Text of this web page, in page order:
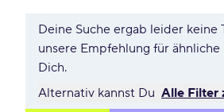
Deine Suche ergab leider keine
unsere Empfehlung für
Dich.
Alternativ kannst Du Alle Filter